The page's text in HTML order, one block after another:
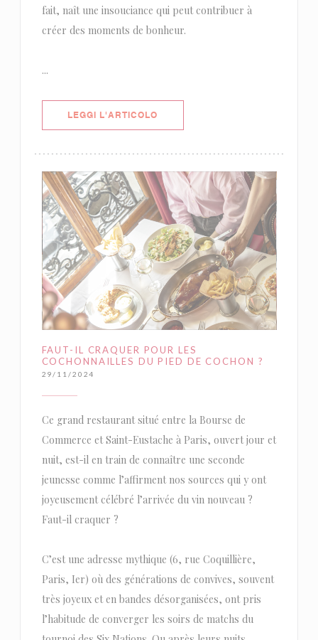
fait, naît une insouciance qui peut contribuer à
créer des moments de bonheur.
...
LEGGI L'ARTICOLO
FAUT-IL CRAQUER POUR LES
COCHONNAILLES DU PIED DE COCHON ?
29/11/2024
Ce grand restaurant situé entre la Bourse de
Commerce et Saint-Eustache à Paris, ouvert jour et
nuit, est-il en train de connaître une seconde
jeunesse comme l’affirment nos sources qui y ont
joyeusement célébré l’arrivée du vin nouveau ?
Faut-il craquer ?
C’est une adresse mythique (6, rue Coquillière,
Paris, Ier) où des générations de convives, souvent
très joyeux et en bandes désorganisées, ont pris
l’habitude de converger les soirs de matchs du